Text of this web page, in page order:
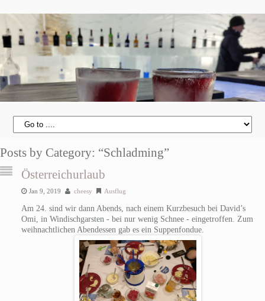
Posts by Category: “Schladming”
Österreichurlaub
Jan 9, 2019 cheesy Ausflug
Am 24. sind wir dann Abends, nach einem Kurzbesuch bei David’s
Omi, in Windischgarsten - bei nur wenig Schnee - eingetroffen. Zum
weihnachtlichen Abendessen gab es ein Suppenfondue.